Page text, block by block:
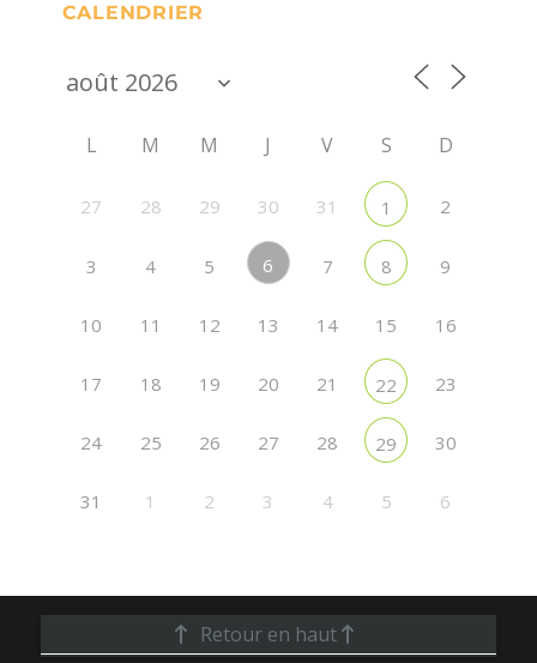
CALENDRIER
L M M J V S D
27 28 29 30 31 1 2
3 4 5 6 7 8 9
10 11 12 13 14 15 16
17 18 19 20 21 22 23
24 25 26 27 28 29 30
31 1 2 3 4 5 6
Retour en haut